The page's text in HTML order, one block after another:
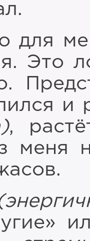
для
Это
и
,
меня